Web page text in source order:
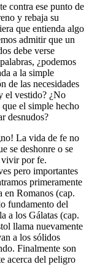
contra ese punto de
y rebaja su
que entienda algo
admitir que un
debe verse
¿podemos
a la simple
de las necesidades
el vestido? ¿No
el simple hecho
desnudos?
La vida de fe no
se deshonre o se
vivir por fe.
pero importantes
primeramente
en Romanos (cap.
fundamento del
a los Gálatas (cap.
llama nuevamente
a los sólidos
Finalmente son
acerca del peligro